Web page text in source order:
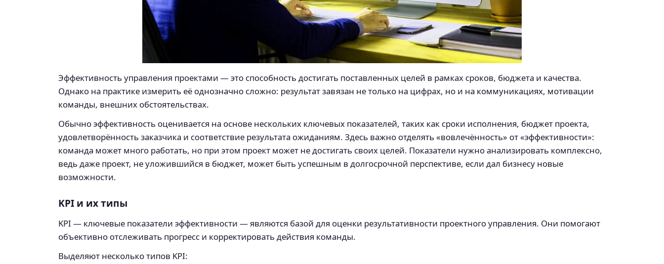
Эффективность управления проектами — это способность достигать поставленных целей в рамках сроков, бюджета и качества.
Однако на практике измерить её однозначно сложно: результат завязан не только на цифрах, но и на коммуникациях, мотивации
команды, внешних обстоятельствах.
Обычно эффективность оценивается на основе нескольких ключевых показателей, таких как сроки исполнения, бюджет проекта,
удовлетворённость заказчика и соответствие результата ожиданиям. Здесь важно отделять «вовлечённость» от «эффективности»:
команда может много работать, но при этом проект может не достигать своих целей. Показатели нужно анализировать комплексно,
ведь даже проект, не уложившийся в бюджет, может быть успешным в долгосрочной перспективе, если дал бизнесу новые
возможности.
KPI и их типы
KPI — ключевые показатели эффективности — являются базой для оценки результативности проектного управления. Они помогают
объективно отслеживать прогресс и корректировать действия команды.
Выделяют несколько типов KPI: